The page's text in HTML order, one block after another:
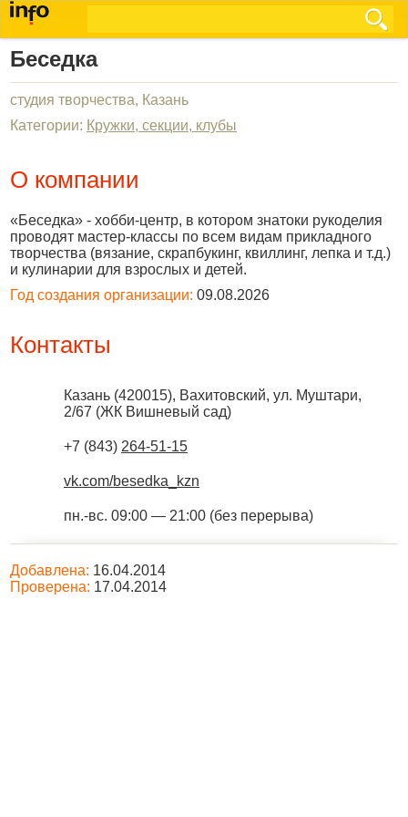
Беседка
студия творчества, Казань
Категории: Кружки, секции, клубы
О компании
«Беседка» - хобби-центр, в котором знатоки рукоделия
проводят мастер-классы по всем видам прикладного
творчества (вязание, скрапбукинг, квиллинг, лепка и т.д.)
и кулинарии для взрослых и детей.
Год создания организации: 09.08.2026
Контакты
Казань (420015), Вахитовский, ул. Муштари,
2/67 (ЖК Вишневый сад)
+7 (843) 264-51-15
vk.com/besedka_kzn
пн.-вс. 09:00 — 21:00 (без перерыва)
Добавлена: 16.04.2014
Проверена: 17.04.2014